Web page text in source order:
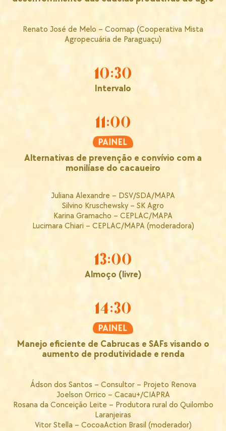
Renato José de Melo – Coomap (Cooperativa Mista
Agropecuária de Paraguaçu)
10:30
Intervalo
11:00
Alternativas de prevenção e convívio com a
monilíase do cacaueiro
Juliana Alexandre – DSV/SDA/MAPA
Silvino Kruschewsky – SK Agro
Karina Gramacho – CEPLAC/MAPA
Lucimara Chiari – CEPLAC/MAPA (moderadora)
13:00
Almoço (livre)
14:30
Manejo eficiente de Cabrucas e SAFs visando o
aumento de produtividade e renda
Ádson dos Santos – Consultor – Projeto Renova
Joelson Orrico – Cacau+/CIAPRA
Rosana da Conceição Leite – Produtora rural do Quilombo
Laranjeiras
Vitor Stella – CocoaAction Brasil (moderador)